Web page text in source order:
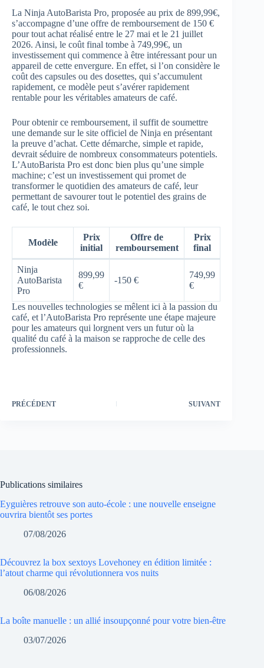
La Ninja AutoBarista Pro, proposée au prix de 899,99€,
s’accompagne d’une offre de remboursement de 150 €
pour tout achat réalisé entre le 27 mai et le 21 juillet
2026. Ainsi, le coût final tombe à 749,99€, un
investissement qui commence à être intéressant pour un
appareil de cette envergure. En effet, si l’on considère le
coût des capsules ou des dosettes, qui s’accumulent
rapidement, ce modèle peut s’avérer rapidement
rentable pour les véritables amateurs de café.
Pour obtenir ce remboursement, il suffit de soumettre
une demande sur le site officiel de Ninja en présentant
la preuve d’achat. Cette démarche, simple et rapide,
devrait séduire de nombreux consommateurs potentiels.
L’AutoBarista Pro est donc bien plus qu’une simple
machine; c’est un investissement qui promet de
transformer le quotidien des amateurs de café, leur
permettant de savourer tout le potentiel des grains de
café, le tout chez soi.
Modèle
Prix
initial
Offre de
remboursement
Prix
final
Ninja
AutoBarista
Pro
899,99
€
-150 €
749,99
€
Les nouvelles technologies se mêlent ici à la passion du
café, et l’AutoBarista Pro représente une étape majeure
pour les amateurs qui lorgnent vers un futur où la
qualité du café à la maison se rapproche de celle des
professionnels.
PRÉCÉDENT SUIVANT
Publications similaires
Eyguières retrouve son auto-école : une nouvelle enseigne
ouvrira bientôt ses portes
07/08/2026
Découvrez la box sextoys Lovehoney en édition limitée :
l’atout charme qui révolutionnera vos nuits
06/08/2026
La boîte manuelle : un allié insoupçonné pour votre bien-être
03/07/2026